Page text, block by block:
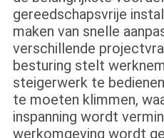
gereedschapsvrije
maken van snelle
verschillende
besturing stelt
steigerwerk te
te moeten klimmen,
inspanning wordt
werkomgeving wordt